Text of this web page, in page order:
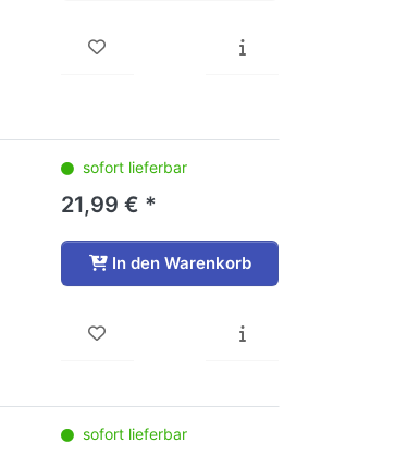
sofort lieferbar
21,99 € *
In den Warenkorb
sofort lieferbar